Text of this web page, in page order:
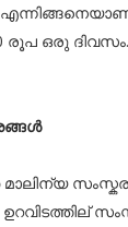
രൂപ ഒരു
മാലിന്യ